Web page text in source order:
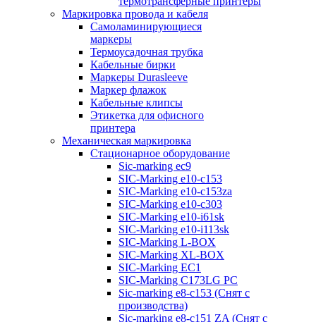
Маркировка провода и кабеля
Самоламинирующиеся
маркеры
Термоусадочная трубка
Кабельные бирки
Маркеры Durasleeve
Маркер флажок
Кабельные клипсы
Этикетка для офисного
принтера
Механическая маркировка
Стационарное оборудование
Sic-marking ec9
SIC-Marking e10-c153
SIC-Marking e10-c153za
SIC-Marking e10-c303
SIC-Marking e10-i61sk
SIC-Marking e10-i113sk
SIC-Marking L-BOX
SIC-Marking XL-BOX
SIC-Marking EC1
SIC-Marking C173LG PC
Sic-marking e8-c153 (Снят с
производства)
Sic-marking e8-c151 ZA (Снят с